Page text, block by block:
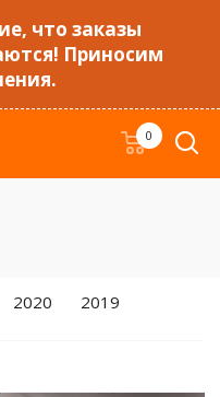
что заказы
Приносим
0
2020 2019